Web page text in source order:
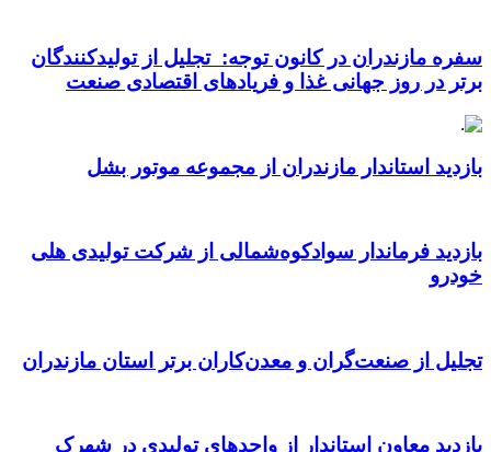
سفره مازندران در کانون توجه: تجلیل از تولیدکنندگان
برتر در روز جهانی غذا و فریادهای اقتصادی صنعت
بازدید استاندار مازندران از مجموعه موتور بشل
بازدید فرماندار سوادکوه‌شمالی از شرکت تولیدی هلی
خودرو
تجلیل از صنعت‌گران و معدن‌کاران برتر استان مازندران
بازدید معاون استاندار از واحدهای تولیدی در شهرک